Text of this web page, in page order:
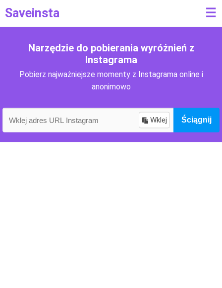
Saveinsta ☰
Narzędzie do pobierania wyróżnień z
Instagrama
Pobierz najważniejsze momenty z Instagrama online i
anonimowo
Wklej Ściągnij